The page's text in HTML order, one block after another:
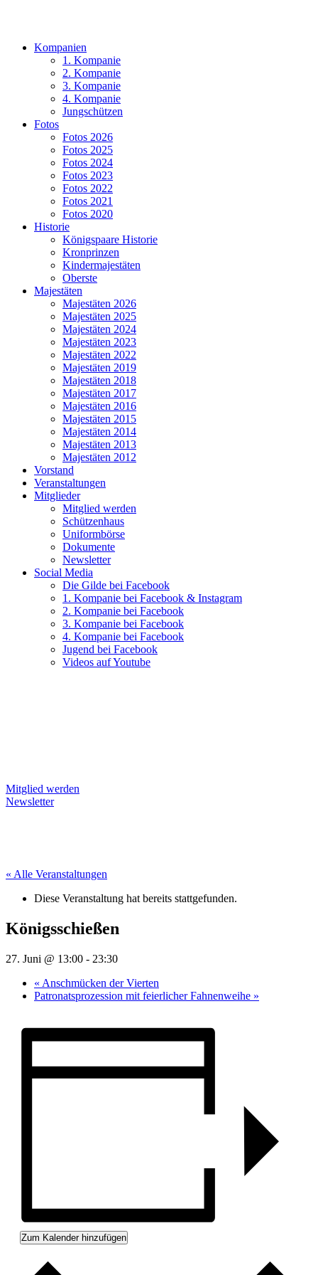
Kompanien
1. Kompanie
2. Kompanie
3. Kompanie
4. Kompanie
Jungschützen
Fotos
Fotos 2026
Fotos 2025
Fotos 2024
Fotos 2023
Fotos 2022
Fotos 2021
Fotos 2020
Historie
Königspaare Historie
Kronprinzen
Kindermajestäten
Oberste
Majestäten
Majestäten 2026
Majestäten 2025
Majestäten 2024
Majestäten 2023
Majestäten 2022
Majestäten 2019
Majestäten 2018
Majestäten 2017
Majestäten 2016
Majestäten 2015
Majestäten 2014
Majestäten 2013
Majestäten 2012
Vorstand
Veranstaltungen
Mitglieder
Mitglied werden
Schützenhaus
Uniformbörse
Dokumente
Newsletter
Social Media
Die Gilde bei Facebook
1. Kompanie bei Facebook & Instagram
2. Kompanie bei Facebook
3. Kompanie bei Facebook
4. Kompanie bei Facebook
Jugend bei Facebook
Videos auf Youtube
Mitglied werden
Newsletter
« Alle Veranstaltungen
Diese Veranstaltung hat bereits stattgefunden.
Königsschießen
27. Juni @ 13:00 - 23:30
« Anschmücken der Vierten
Patronatsprozession mit feierlicher Fahnenweihe »
Zum Kalender hinzufügen